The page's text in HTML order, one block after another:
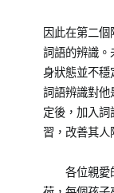
因此在第二
詞語的辨識。
身狀態並不穩
詞語辨識對他
定後，加入詞
習，改善其人
各位親愛的